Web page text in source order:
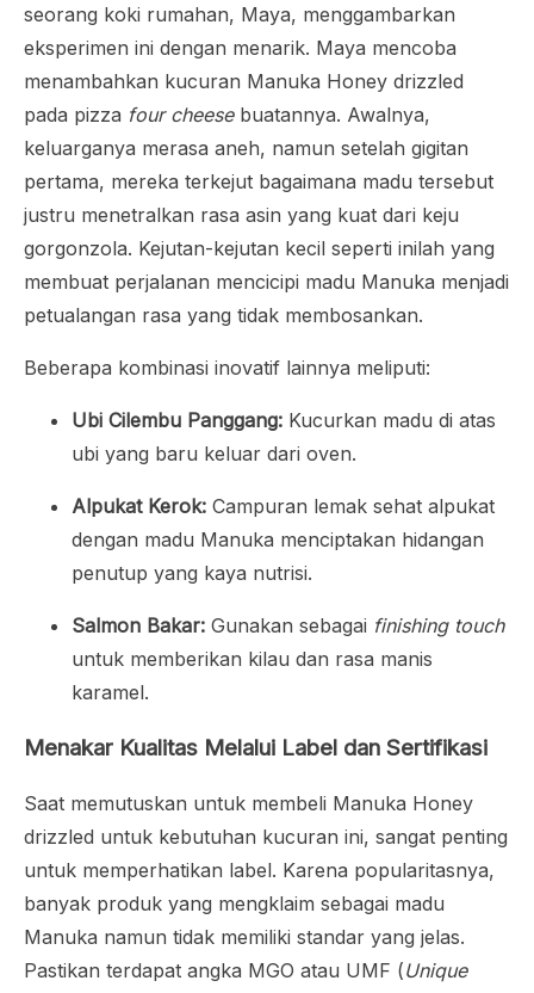
seorang koki rumahan, Maya, menggambarkan
eksperimen ini dengan menarik. Maya mencoba
menambahkan kucuran Manuka Honey drizzled
pada pizza four cheesebuatannya. Awalnya,
keluarganya merasa aneh, namun setelah gigitan
pertama, mereka terkejut bagaimana madu tersebut
justru menetralkan rasa asin yang kuat dari keju
gorgonzola. Kejutan-kejutan kecil seperti inilah yang
membuat perjalanan mencicipi madu Manuka menjadi
petualangan rasa yang tidak membosankan.
Beberapa kombinasi inovatif lainnya meliputi:
Ubi Cilembu Panggang: Kucurkan madu di atas
ubi yang baru keluar dari oven.
Alpukat Kerok: Campuran lemak sehat alpukat
dengan madu Manuka menciptakan hidangan
penutup yang kaya nutrisi.
Salmon Bakar: Gunakan sebagai finishing touch
untuk memberikan kilau dan rasa manis
karamel.
Menakar Kualitas Melalui Label dan Sertifikasi
Saat memutuskan untuk membeli Manuka Honey
drizzled untuk kebutuhan kucuran ini, sangat penting
untuk memperhatikan label. Karena popularitasnya,
banyak produk yang mengklaim sebagai madu
Manuka namun tidak memiliki standar yang jelas.
Pastikan terdapat angka MGO atau UMF (Unique